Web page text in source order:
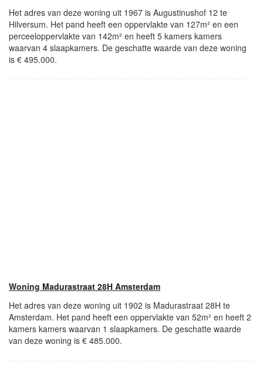
Het adres van deze woning uit 1967 is Augustinushof 12 te
Hilversum. Het pand heeft een oppervlakte van 127m² en een
perceeloppervlakte van 142m² en heeft 5 kamers kamers
waarvan 4 slaapkamers. De geschatte waarde van deze woning
is € 495.000.
Woning Madurastraat 28H Amsterdam
Het adres van deze woning uit 1902 is Madurastraat 28H te
Amsterdam. Het pand heeft een oppervlakte van 52m² en heeft 2
kamers kamers waarvan 1 slaapkamers. De geschatte waarde
van deze woning is € 485.000.